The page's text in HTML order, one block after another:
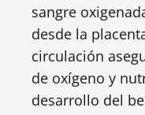
sangre
desde la
circulación
de oxígeno y
desarrollo del